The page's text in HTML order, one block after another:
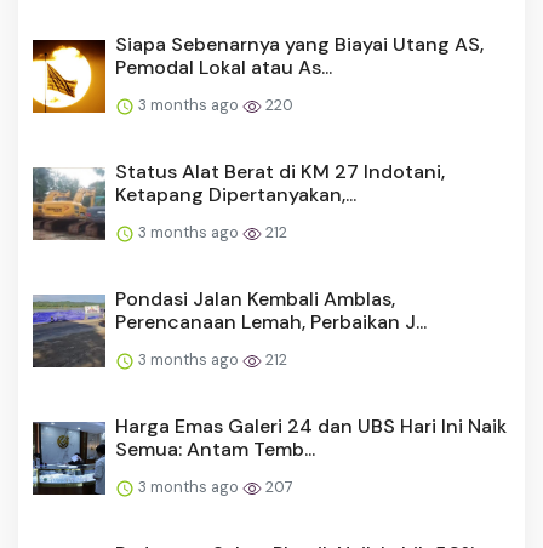
Siapa Sebenarnya yang Biayai Utang AS,
Pemodal Lokal atau As...
3 months ago 220
Status Alat Berat di KM 27 Indotani,
Ketapang Dipertanyakan,...
3 months ago 212
Pondasi Jalan Kembali Amblas,
Perencanaan Lemah, Perbaikan J...
3 months ago 212
Harga Emas Galeri 24 dan UBS Hari Ini Naik
Semua: Antam Temb...
3 months ago 207